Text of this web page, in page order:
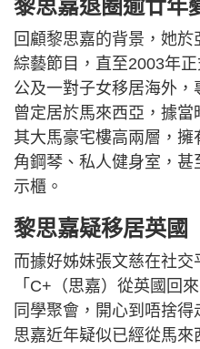
黎思嘉退圈逾廿年
回顧黎思嘉的背景，她
綜藝節目，直至2003年
公及一對子女移居海外
曾定居於馬來西亞，據當
其大馬豪宅樓高兩層，
角鋼琴、私人健身室，
示櫃。
黎思嘉疑移居英國
而據好姊妹張文慈在社交
「C+（思嘉）從英國回
同學聚會，開心到唔捨
思嘉近年疑似已經從馬